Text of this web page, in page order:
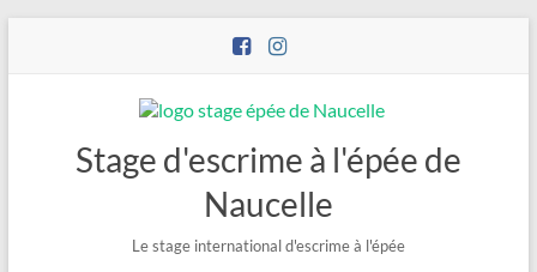
Stage d'escrime à l'épée de
Naucelle
Le stage international d'escrime à l'épée